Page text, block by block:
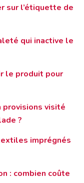
sur l’étiquette de
qui inactive le
le produit pour
provisions visité
?
imprégnés
: combien coûte